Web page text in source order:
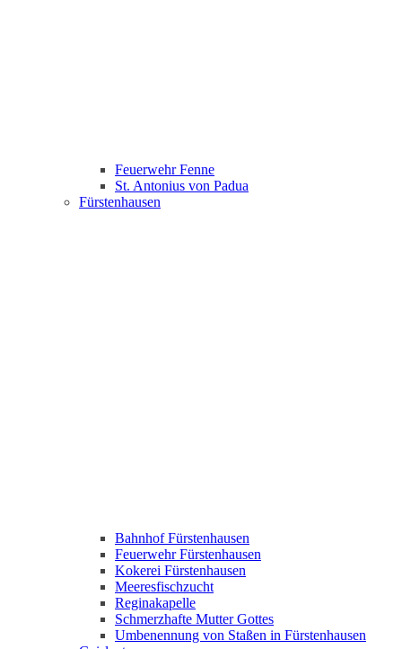
Feuerwehr Fenne
St. Antonius von Padua
Fürstenhausen
Bahnhof Fürstenhausen
Feuerwehr Fürstenhausen
Kokerei Fürstenhausen
Meeresfischzucht
Reginakapelle
Schmerzhafte Mutter Gottes
Umbenennung von Staßen in Fürstenhausen